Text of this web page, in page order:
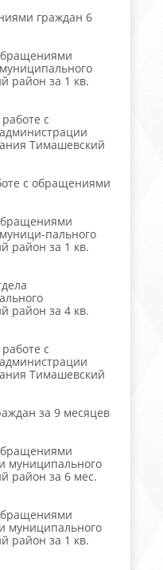
граждан 6
район за 1 кв.
с
Тимашевский
с обращениями
пального
район за 1 кв.
район за 4 кв.
с
Тимашевский
за 9 месяцев
муниципального
район за 6 мес.
муниципального
район за 1 кв.